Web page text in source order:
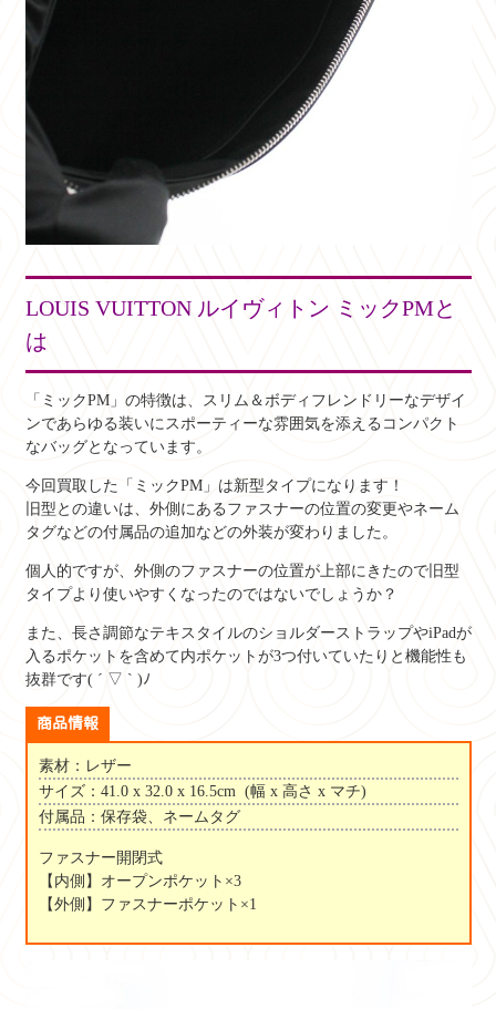
LOUIS VUITTON ルイヴィトン ミックPMと
は
「ミックPM」の特徴は、スリム＆ボディフレンドリーなデザイ
ンであらゆる装いにスポーティーな雰囲気を添えるコンパクト
なバッグとなっています。
今回買取した「ミックPM」は新型タイプになります！
旧型との違いは、外側にあるファスナーの位置の変更やネーム
タグなどの付属品の追加などの外装が変わりました。
個人的ですが、外側のファスナーの位置が上部にきたので旧型
タイプより使いやすくなったのではないでしょうか？
また、長さ調節なテキスタイルのショルダーストラップやiPadが
入るポケットを含めて内ポケットが3つ付いていたりと機能性も
抜群です( ´ ▽ ` )ﾉ
商品情報
素材：レザー
サイズ：41.0 x 32.0 x 16.5cm (幅 x 高さ x マチ)
付属品：保存袋、ネームタグ
ファスナー開閉式
【内側】オープンポケット×3
【外側】ファスナーポケット×1